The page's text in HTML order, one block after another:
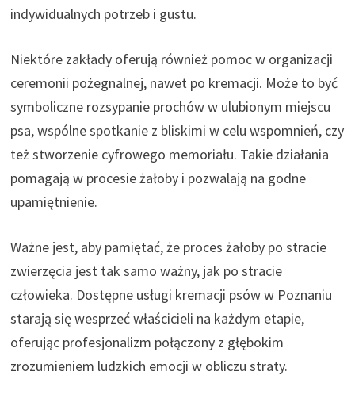
indywidualnych potrzeb i gustu.
Niektóre zakłady oferują również pomoc w organizacji
ceremonii pożegnalnej, nawet po kremacji. Może to być
symboliczne rozsypanie prochów w ulubionym miejscu
psa, wspólne spotkanie z bliskimi w celu wspomnień, czy
też stworzenie cyfrowego memoriału. Takie działania
pomagają w procesie żałoby i pozwalają na godne
upamiętnienie.
Ważne jest, aby pamiętać, że proces żałoby po stracie
zwierzęcia jest tak samo ważny, jak po stracie
człowieka. Dostępne usługi kremacji psów w Poznaniu
starają się wesprzeć właścicieli na każdym etapie,
oferując profesjonalizm połączony z głębokim
zrozumieniem ludzkich emocji w obliczu straty.